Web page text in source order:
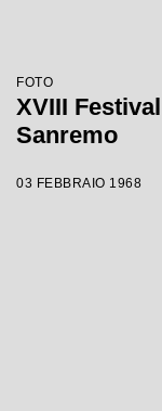
FOTO
XVIII
Sanremo
03 FEBBRAIO 1968